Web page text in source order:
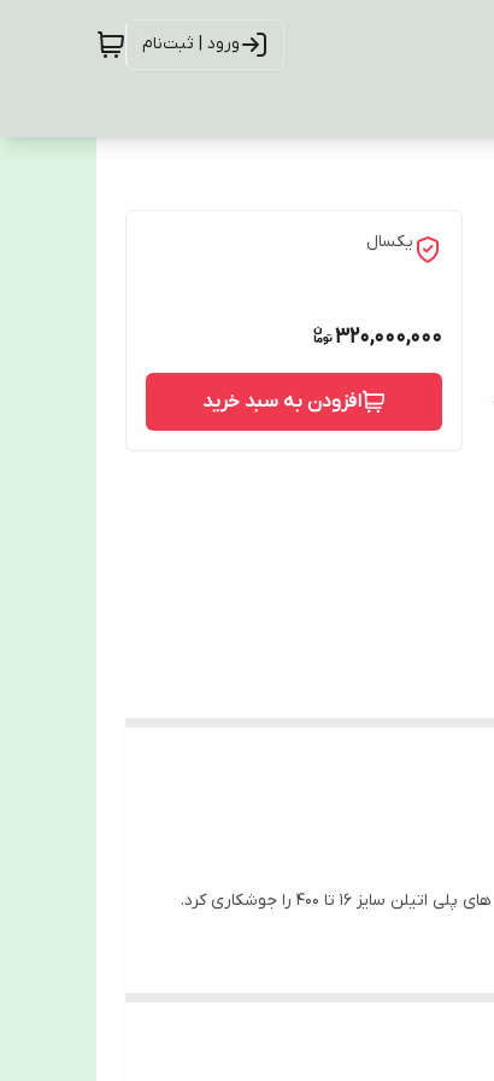
ورود | ثبت‌نام
یکسال
320,000,000
افزودن به سبد خرید